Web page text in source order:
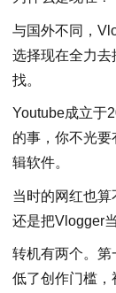
与国外不同，
选择现在全力
找。
Youtube成立于
的事，你不光
辑软件。
当时的网红也
还是把Vlogger
转机有两个。第
低了创作门槛